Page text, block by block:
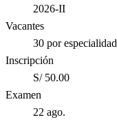
2026-II
Vacantes
30 por especialidad
Inscripción
S/ 50.00
Examen
22 ago.